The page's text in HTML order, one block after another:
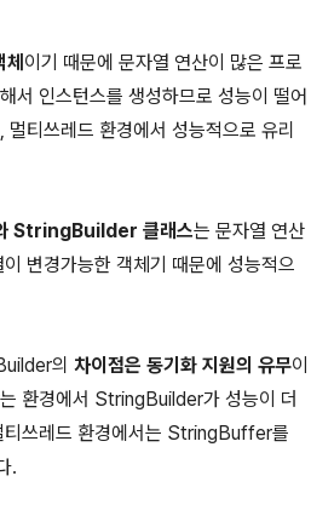
이기 때문에 문자열 연산이 많은 프로
서 인스턴스를 생성하므로 성능이 떨어
티쓰레드 환경에서 성능적으로 유리
StringBuilder 클래스는 문자열 연산
변경가능한 객체기 때문에 성능적으
의 차이점은 동기화 지원의 유무이
환경에서 StringBuilder가 성능이 더
티쓰레드 환경에서는 StringBuffer를
.